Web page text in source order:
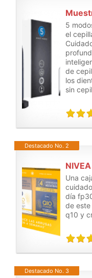
5
el
de
los
sin
Destacado No. 2
Una
día
de
q10 y
Destacado No. 3